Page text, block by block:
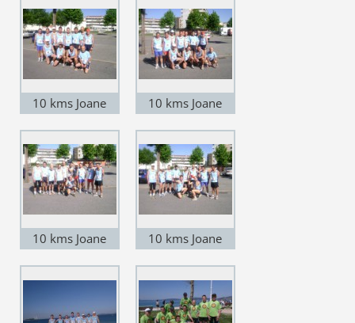
10 kms Joane
10 kms Joane
10 kms Joane
10 kms Joane